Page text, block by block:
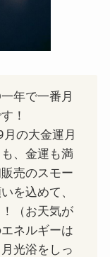
年で一番月
！
の大金運月
、金運も満
売のスモー
を込めて、
（お天気が
ネルギーは
光浴をしっ